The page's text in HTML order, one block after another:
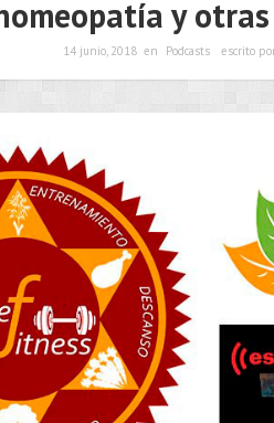
y
14 junio, 2018 en Podcasts escrito